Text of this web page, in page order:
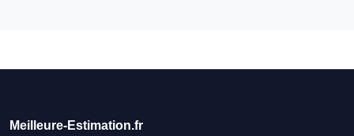
Meilleure-Estimation.fr